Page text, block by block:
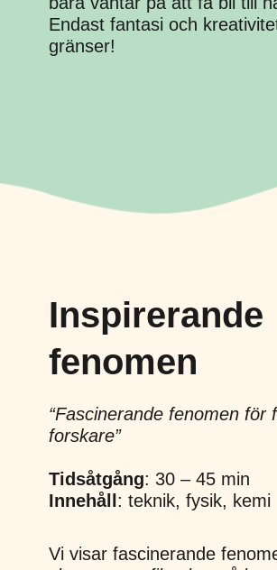
Endast fantasi och
gränser!
Inspirerande
fenomen
“Fascinerande fenomen för
forskare”
Tidsåtgång: 30 – 45 min
Innehåll : teknik, fysik, kemi
Vi visar fascinerande